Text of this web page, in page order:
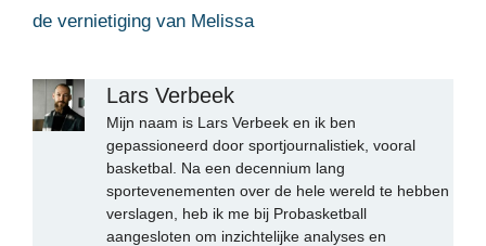
de vernietiging van Melissa
Lars Verbeek
Mijn naam is Lars Verbeek en ik ben
gepassioneerd door sportjournalistiek, vooral
basketbal. Na een decennium lang
sportevenementen over de hele wereld te hebben
verslagen, heb ik me bij Probasketball
aangesloten om inzichtelijke analyses en